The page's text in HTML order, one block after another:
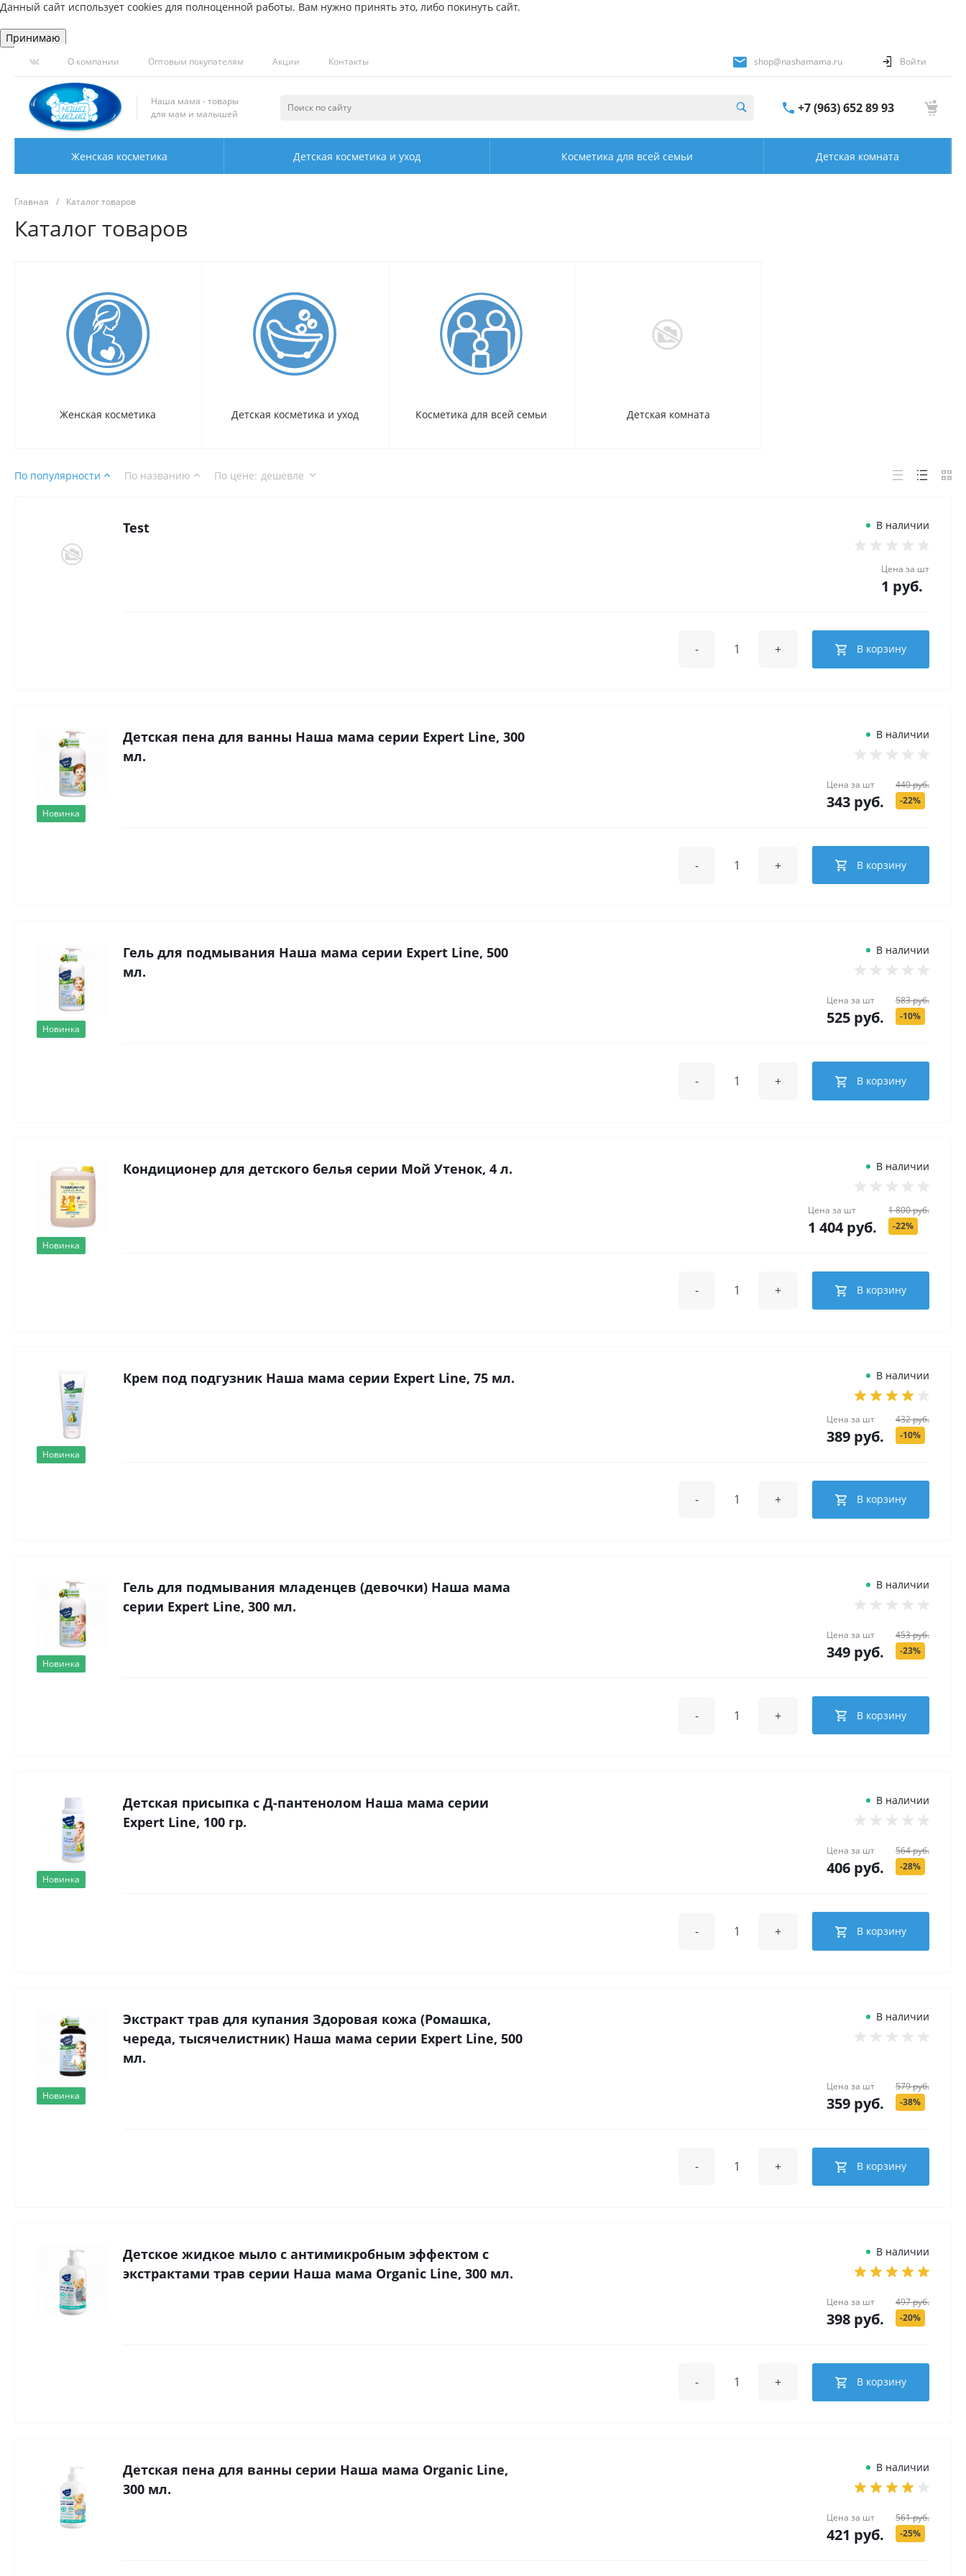
Данный сайт использует cookies для полноценной работы. Вам нужно принять это, либо покинуть сайт.
Принимаю
О компании Оптовым покупателям Акции Контакты shop@nashamama.ru Войти
Наша мама - товары
для мам и малышей
+7 (963) 652 89 93
Женская косметика Детская косметика и уход Косметика для всей семьи Детская комната
Главная / Каталог товаров
Каталог товаров
Женская косметика Детская косметика и уход Косметика для всей семьи Детская комната
По популярности По названию По цене: дешевле
Test В наличии
Цена за шт
1 руб.
- + В корзину
Новинка
Детская пена для ванны Наша мама серии Expert Line, 300
мл.
В наличии
Цена за шт
343 руб.
440 руб.
-22%
- + В корзину
Новинка
Гель для подмывания Наша мама серии Expert Line, 500
мл.
В наличии
Цена за шт
525 руб.
583 руб.
-10%
- + В корзину
Новинка
Кондиционер для детского белья серии Мой Утенок, 4 л. В наличии
Цена за шт
1 404 руб.
1 800 руб.
-22%
- + В корзину
Новинка
Крем под подгузник Наша мама серии Expert Line, 75 мл. В наличии
Цена за шт
389 руб.
432 руб.
-10%
- + В корзину
Новинка
Гель для подмывания младенцев (девочки) Наша мама
серии Expert Line, 300 мл.
В наличии
Цена за шт
349 руб.
453 руб.
-23%
- + В корзину
Новинка
Детская присыпка с Д-пантенолом Наша мама серии
Expert Line, 100 гр.
В наличии
Цена за шт
406 руб.
564 руб.
-28%
- + В корзину
Новинка
Экстракт трав для купания Здоровая кожа (Ромашка,
череда, тысячелистник) Наша мама серии Expert Line, 500
мл.
В наличии
Цена за шт
359 руб.
579 руб.
-38%
- + В корзину
Детское жидкое мыло с антимикробным эффектом с
экстрактами трав серии Наша мама Organic Line, 300 мл.
В наличии
Цена за шт
398 руб.
497 руб.
-20%
- + В корзину
Детская пена для ванны серии Наша мама Organic Line,
300 мл.
В наличии
Цена за шт
421 руб.
561 руб.
-25%